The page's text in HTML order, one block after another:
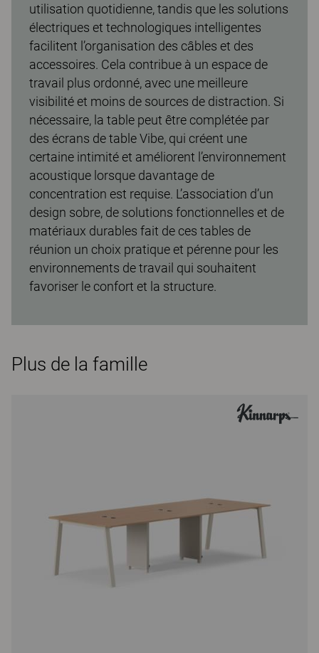
utilisation quotidienne, tandis que les solutions
électriques et technologiques intelligentes
facilitent l’organisation des câbles et des
accessoires. Cela contribue à un espace de
travail plus ordonné, avec une meilleure
visibilité et moins de sources de distraction. Si
nécessaire, la table peut être complétée par
des écrans de table Vibe, qui créent une
certaine intimité et améliorent l’environnement
acoustique lorsque davantage de
concentration est requise. L’association d’un
design sobre, de solutions fonctionnelles et de
matériaux durables fait de ces tables de
réunion un choix pratique et pérenne pour les
environnements de travail qui souhaitent
favoriser le confort et la structure.
Plus de la famille